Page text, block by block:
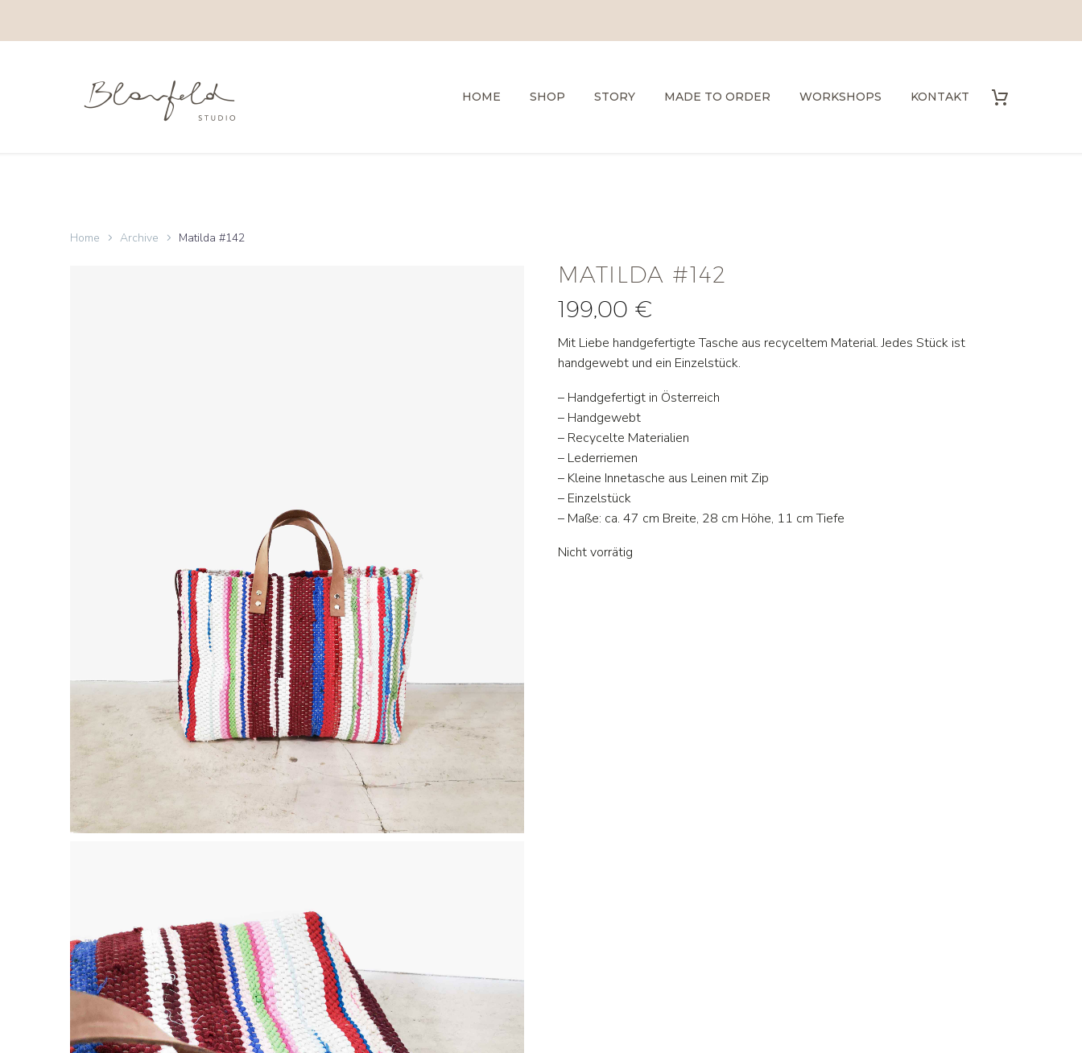
HOME SHOP STORY MADE TO ORDER WORKSHOPS KONTAKT
Home Archive Matilda #142
MATILDA #142
199,00 €
Mit Liebe handgefertigte Tasche aus recyceltem Material. Jedes Stück ist
handgewebt und ein Einzelstück.
– Handgefertigt in Österreich
– Handgewebt
– Recycelte Materialien
– Lederriemen
– Kleine Innetasche aus Leinen mit Zip
– Einzelstück
– Maße: ca. 47 cm Breite, 28 cm Höhe, 11 cm Tiefe
Nicht vorrätig